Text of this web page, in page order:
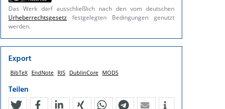
Das Werk darf ausschließlich nach den vom deutschen
Urheberrechtsgesetz festgelegten Bedingungen genutzt
werden.
Export
BibTeX EndNote RIS DublinCore MODS
Teilen